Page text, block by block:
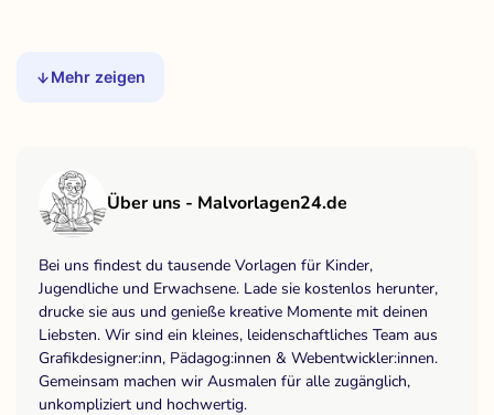
Mehr zeigen
Über uns - Malvorlagen24.de
Bei uns findest du tausende Vorlagen für Kinder,
Jugendliche und Erwachsene. Lade sie kostenlos herunter,
drucke sie aus und genieße kreative Momente mit deinen
Liebsten. Wir sind ein kleines, leidenschaftliches Team aus
Grafikdesigner:inn, Pädagog:innen & Webentwickler:innen.
Gemeinsam machen wir Ausmalen für alle zugänglich,
unkompliziert und hochwertig.